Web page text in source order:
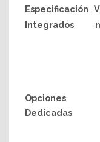
Especificación
Integrados
Opciones
Dedicadas